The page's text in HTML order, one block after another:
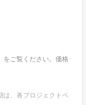
ご覧ください。価格
は、各プロジェクトペ